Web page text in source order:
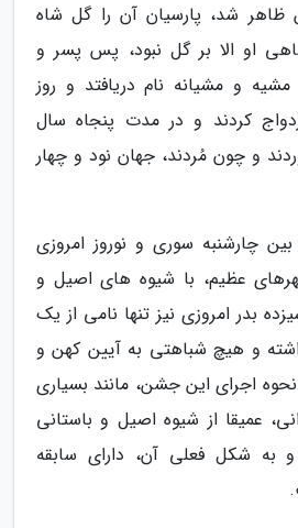
ظاهر شد، پارسیان آن را گل شاه
او الا بر گل نبود، پس پسر و
و مشیانه نام دریافتد و روز
کردند و در مدت پنجاه سال
و چون مُردند، جهان نود و چهار
چارشنبه سوری و نوروز امروزی
عظیم، با شیوه های اصیل و
بدر امروزی نیز تنها نامی از یک
و هیچ شباهتی به آیین کهن و
نحوه اجرای این جشن، مانند بسیاری
عمیقا از شیوه اصیل و باستانی
شکل فعلی آن، دارای سابقه